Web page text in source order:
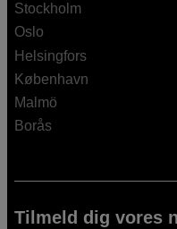
Stockholm
Oslo
Helsingfors
København
Malmö
Borås
Tilmeld dig vores